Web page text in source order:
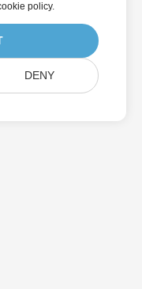
policy.
DENY